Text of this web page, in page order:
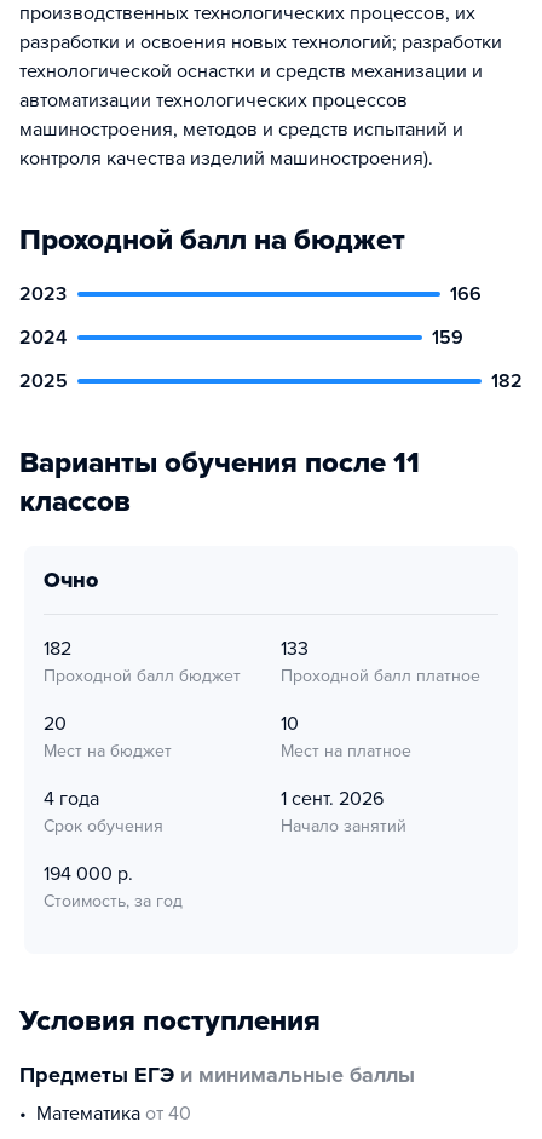
производственных технологических процессов, их
разработки и освоения новых технологий; разработки
технологической оснастки и средств механизации и
автоматизации технологических процессов
машиностроения, методов и средств испытаний и
контроля качества изделий машиностроения).
Проходной балл на бюджет
2023
166
2024
159
2025
182
Варианты обучения после 11
классов
очно
182
Проходной балл бюджет
133
Проходной балл платное
20
Мест на бюджет
10
Мест на платное
4 года
Срок обучения
1 сент. 2026
Начало занятий
194 000 р.
Стоимость, за год
Условия поступления
Предметы ЕГЭ и минимальные баллы
математика от 40